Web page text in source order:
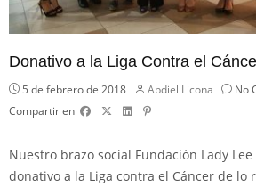
Donativo a la Liga Contra el
5 de febrero de 2018 Abdiel Licona No
Compartir en
Nuestro brazo social Fundación Lady Lee
donativo a la Liga contra el Cáncer de lo